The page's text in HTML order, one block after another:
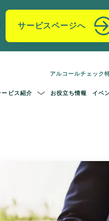
サービスページへ
アルコールチェック
ービス紹介 お役立ち情報 イベ